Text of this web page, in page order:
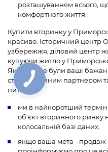
розташуванням всього,
комфортного життя.
Купити вторинку у
красиво. Історичний центр
узбережжя, діловий центр
купуючи житло у
Якими б не були ваші
стане надійним партнером
питань:
ми в найкоротший
об'єкт вторинного ринку
колосальній базі даних;
якщо ваша мета - продаж